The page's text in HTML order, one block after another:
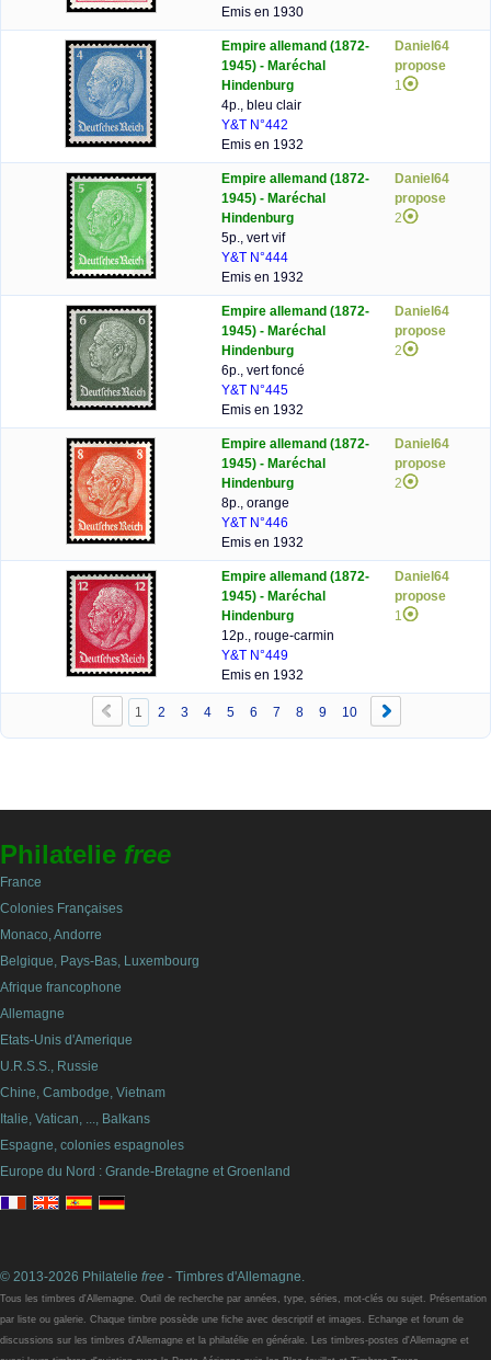
Emis en 1930
Empire allemand (1872-
1945) - Maréchal
Hindenburg
4p., bleu clair
Y&T N°442
Emis en 1932
Daniel64
propose
1
Empire allemand (1872-
1945) - Maréchal
Hindenburg
5p., vert vif
Y&T N°444
Emis en 1932
Daniel64
propose
2
Empire allemand (1872-
1945) - Maréchal
Hindenburg
6p., vert foncé
Y&T N°445
Emis en 1932
Daniel64
propose
2
Empire allemand (1872-
1945) - Maréchal
Hindenburg
8p., orange
Y&T N°446
Emis en 1932
Daniel64
propose
2
Empire allemand (1872-
1945) - Maréchal
Hindenburg
12p., rouge-carmin
Y&T N°449
Emis en 1932
Daniel64
propose
1
1 2 3 4 5 6 7 8 9 10
Philatelie free
France
Colonies Françaises
Monaco, Andorre
Belgique, Pays-Bas, Luxembourg
Afrique francophone
Allemagne
Etats-Unis d'Amerique
U.R.S.S., Russie
Chine, Cambodge, Vietnam
Italie, Vatican, ..., Balkans
Espagne, colonies espagnoles
Europe du Nord : Grande-Bretagne et Groenland
© 2013-2026 Philatelie free - Timbres d'Allemagne.
Tous les timbres d'Allemagne. Outil de recherche par années, type, séries, mot-clés ou sujet. Présentation
par liste ou galerie. Chaque timbre possède une fiche avec descriptif et images. Echange et forum de
discussions sur les timbres d'Allemagne et la philatélie en générale. Les timbres-postes d'Allemagne et